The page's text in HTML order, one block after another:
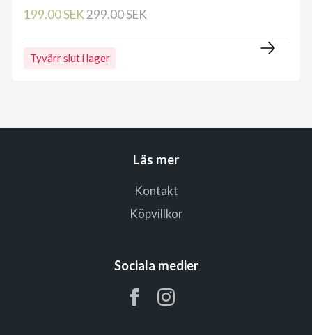
199.00 SEK299.00 SEK
Tyvärr slut i lager
Läs mer
Kontakt
Köpvillkor
Sociala medier